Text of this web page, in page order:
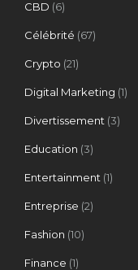
CBD (6)
Célébrité (67)
Crypto (21)
Digital Marketing (1)
Divertissement (3)
Education (3)
Entertainment (1)
Entreprise (2)
Fashion (10)
Finance (1)